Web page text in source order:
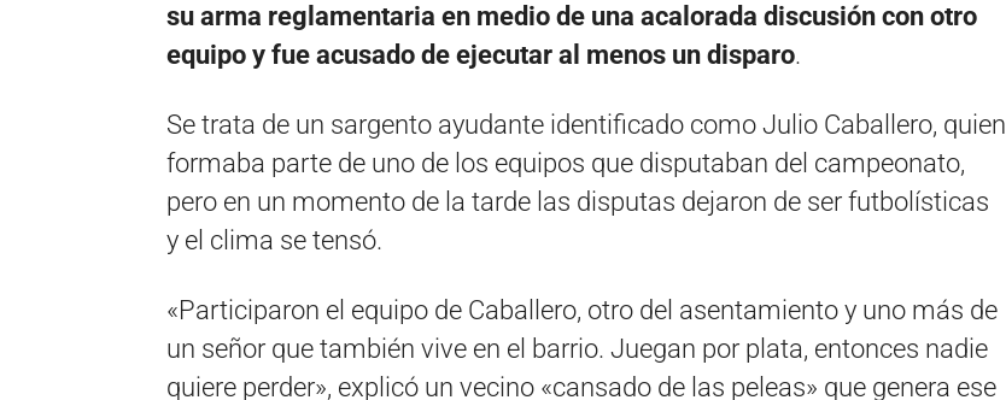
su arma reglamentaria en medio de una acalorada discusión con otro
equipo y fue acusado de ejecutar al menos un disparo.
Se trata de un sargento ayudante identificado como Julio Caballero, quien
formaba parte de uno de los equipos que disputaban del campeonato,
pero en un momento de la tarde las disputas dejaron de ser futbolísticas
y el clima se tensó.
«Participaron el equipo de Caballero, otro del asentamiento y uno más de
un señor que también vive en el barrio. Juegan por plata, entonces nadie
quiere perder», explicó un vecino «cansado de las peleas» que genera ese